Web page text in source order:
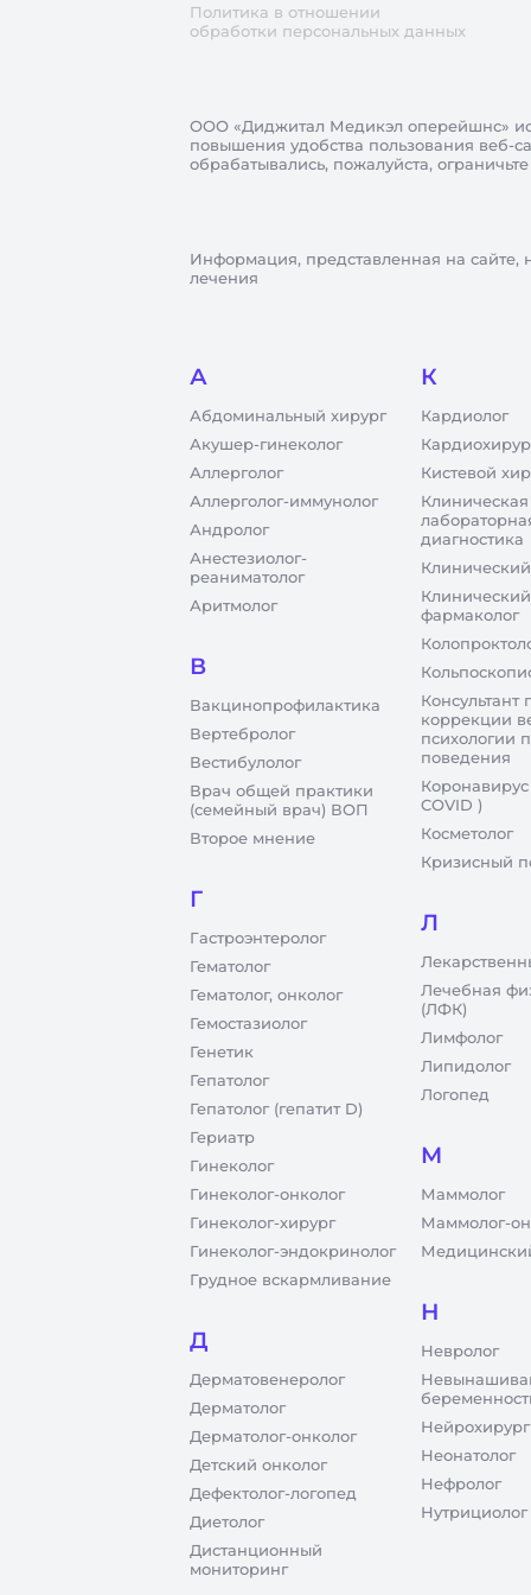
Политика в отношении
обработки персональных данных
ООО «Диджитал Медикэл оперейшнс»
повышения удобства пользования веб-
обрабатывались, пожалуйста,
Информация, представленная на сайте,
лечения
А
Абдоминальный хирург
Акушер-гинеколог
Аллерголог
Аллерголог-иммунолог
Андролог
Анестезиолог-
реаниматолог
Аритмолог
В
Вакцинопрофилактика
Вертебролог
Вестибулолог
Врач общей практики
(семейный врач) ВОП
Второе мнение
Г
Гастроэнтеролог
Гематолог
Гематолог, онколог
Гемостазиолог
Генетик
Гепатолог
Гепатолог (гепатит D)
Гериатр
Гинеколог
Гинеколог-онколог
Гинеколог-хирург
Гинеколог-эндокринолог
Грудное вскармливание
Д
Дерматовенеролог
Дерматолог
Дерматолог-онколог
Детский онколог
Дефектолог-логопед
Диетолог
Дистанционный
мониторинг
К
Кардиолог
Кистевой
Клиническая
диагностика
Клинический
фармаколог
Консультант
коррекции
психологии
поведения
COVID )
Косметолог
Кризисный
Л
Лечебная
(ЛФК)
Лимфолог
Липидолог
Логопед
М
Маммолог
Маммолог-
Н
Невролог
Нейрохирург
Неонатолог
Нефролог
Нутрициолог